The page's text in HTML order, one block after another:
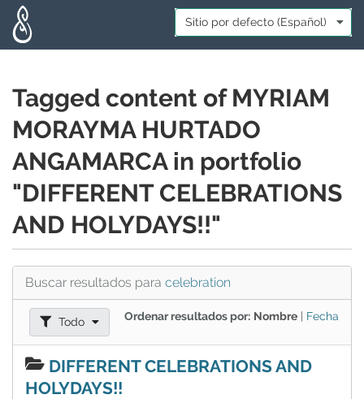
Idioma:
Tagged content of MYRIAM
MORAYMA HURTADO
ANGAMARCA in portfolio
"DIFFERENT CELEBRATIONS
AND HOLYDAYS!!"
Buscar resultados para celebration
Ordenar resultados por: Nombre | Fecha
Filtrar resultados como:
Todo
DIFFERENT CELEBRATIONS AND
HOLYDAYS!!